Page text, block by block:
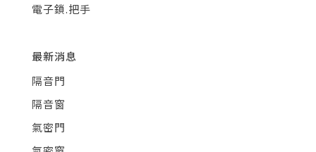
電子鎖.把手
最新消息
隔音門
隔音窗
氣密門